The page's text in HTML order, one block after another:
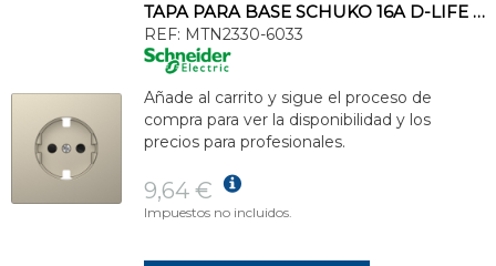
TAPA PARA BASE SCHUKO 16A D-LIFE DE COLOR SAHARA EN POLICARBONATO MATE
REF: MTN2330-6033
Añade al carrito y sigue el proceso de
compra para ver la disponibilidad y los
precios para profesionales.
9,64 €
Impuestos no incluidos.